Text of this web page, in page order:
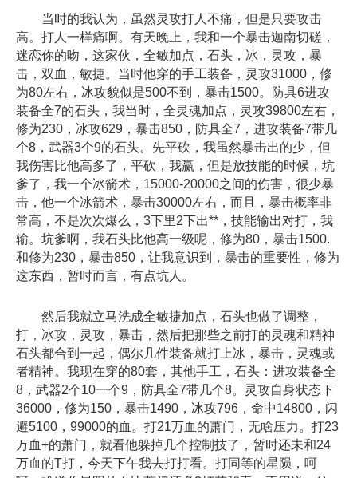
当时的我认为，虽然灵攻打人不痛，但是只要攻击
高。打人一样痛啊。有天晚上，我和一个暴击迦南切磋，
迷恋你的吻，这家伙，全敏加点，石头，冰，灵攻，暴
击，双血，敏捷。当时他穿的手工装备，灵攻31000，修
为80左右，冰攻貌似是500不到，暴击1500。防具6进攻
装备全7的石头，我当时，全灵魂加点，灵攻39800左右，
修为230，冰攻629，暴击850，防具全7，进攻装备7带几
个8，武器3个9的石头。先平砍，我虽然暴击出的少，但
我伤害比他高多了，平砍，我赢，但是放技能的时候，坑
爹了，我一个冰箭术，15000-20000之间的伤害，很少暴
击，他一个冰箭术，暴击30000左右，而且，暴击概率非
常高，不是次次爆么，3下里2下出**，技能输出对打，我
输。坑爹啊，我石头比他高一级呢，修为80，暴击1500.
和修为230，暴击850，让我意识到，暴击的重要性，修为
这东西，暂时而言，有点坑人。
然后我就立马洗成全敏捷加点，石头也做了调整，
打，冰攻，灵攻，暴击，然后把那些之前打的灵魂和精神
石头都合到一起，偶尔几件装备就打上冰，暴击，灵魂或
者精神。我现在穿的80套，其他手工，石头：进攻装备全
8，武器2个10一个9，防具全7带几个8。灵攻自身状态下
36000，修为150，暴击1490，冰攻796，命中14800，闪
避5100，99000的血。打21万血的萧门，无啥压力。打23
万血+的萧门，就看他躲掉几个控制技了，暂时还未和24
万血的T打，今天下午我去打打看。打同等的星陨，呵